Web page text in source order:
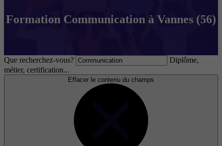
Formation Communication à Vannes (56)
Que recherchez-vous?
Diplôme,
métier, certification...
Effacer le contenu du champs